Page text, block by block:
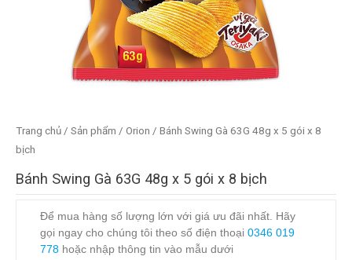
Trang chủ / Sản phẩm / Orion / Bánh Swing Gà 63G 48g x 5 gói x 8
bịch
Bánh Swing Gà 63G 48g x 5 gói x 8 bịch
Để mua hàng số lượng lớn với giá ưu đãi nhất. Hãy
gọi ngay cho chúng tôi theo số điện thoại 0346 019
778 hoặc nhập thông tin vào mẫu dưới